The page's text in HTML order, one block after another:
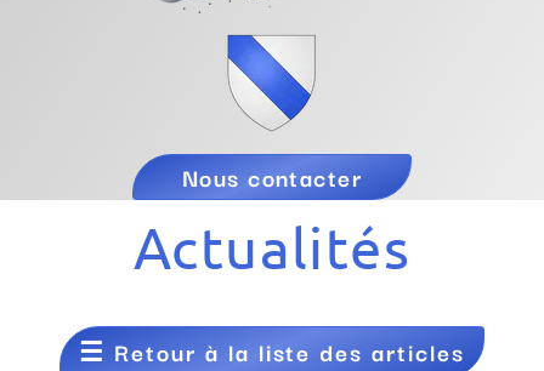
Nous contacter
Actualités
☰ Retour à la liste des articles